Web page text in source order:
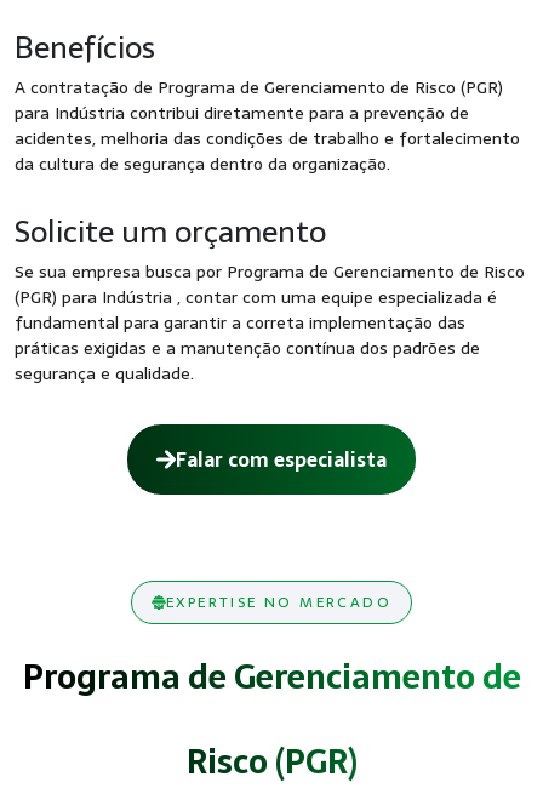
Benefícios
A contratação de Programa de Gerenciamento de Risco (PGR)
para Indústria contribui diretamente para a prevenção de
acidentes, melhoria das condições de trabalho e fortalecimento
da cultura de segurança dentro da organização.
Solicite um orçamento
Se sua empresa busca por Programa de Gerenciamento de Risco
(PGR) para Indústria , contar com uma equipe especializada é
fundamental para garantir a correta implementação das
práticas exigidas e a manutenção contínua dos padrões de
segurança e qualidade.
Falar com especialista
EXPERTISE NO MERCADO
Programa de Gerenciamento de
Risco (PGR)